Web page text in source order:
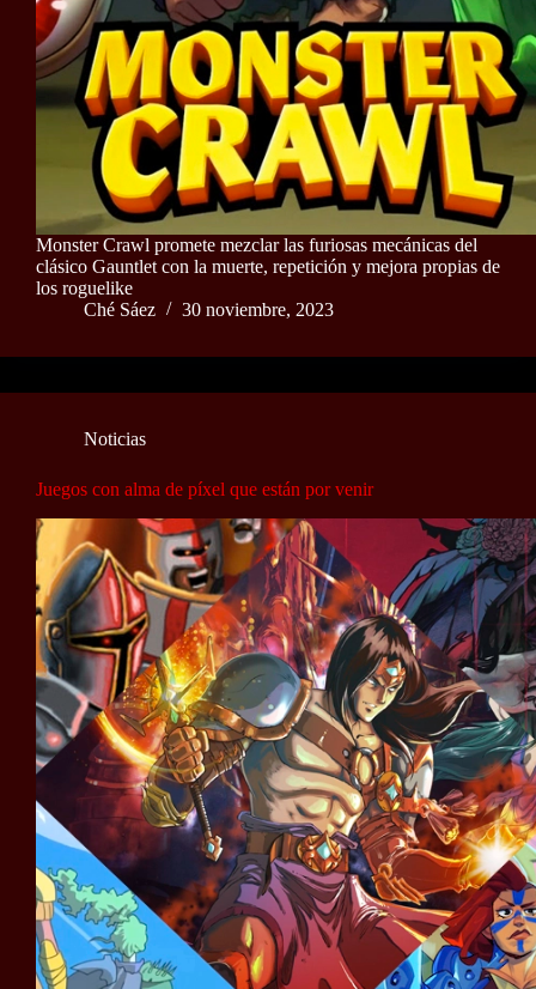
Monster Crawl promete mezclar las furiosas mecánicas del
clásico Gauntlet con la muerte, repetición y mejora propias de
los roguelike
Ché Sáez
30 noviembre, 2023
Noticias
Juegos con alma de píxel que están por venir